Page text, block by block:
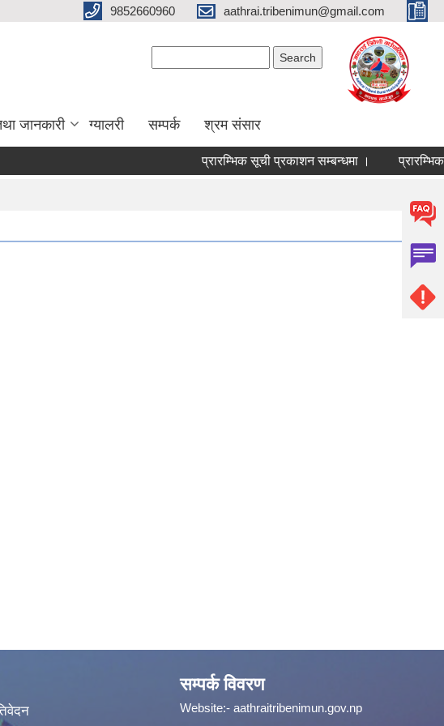
9852660960 aathrai.tribenimun@gmail.com
जानकारी ग्यालरी सम्पर्क श्रम संसार
प्रारम्भिक सूची प्रकाशन सम्बन्धमा ।
सम्पर्क विवरण
Website:- aathraitribenimun.gov.np